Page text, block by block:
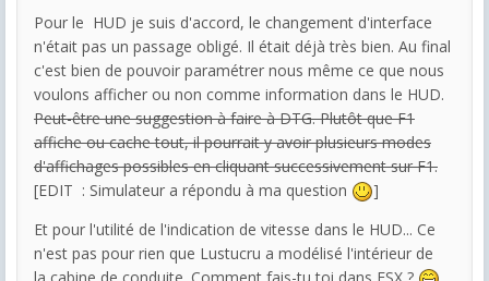
Pour le HUD je suis d'accord, le changement d'interface
n'était pas un passage obligé. Il était déjà très bien. Au final
c'est bien de pouvoir paramétrer nous même ce que nous
voulons afficher ou non comme information dans le HUD.
Peut-être une suggestion à faire à DTG. Plutôt que F1
affiche ou cache tout, il pourrait y avoir plusieurs modes
d'affichages possibles en cliquant successivement sur F1.
[EDIT : Simulateur a répondu à ma question
]
Et pour l'utilité de l'indication de vitesse dans le HUD... Ce
n'est pas pour rien que Lustucru a modélisé l'intérieur de